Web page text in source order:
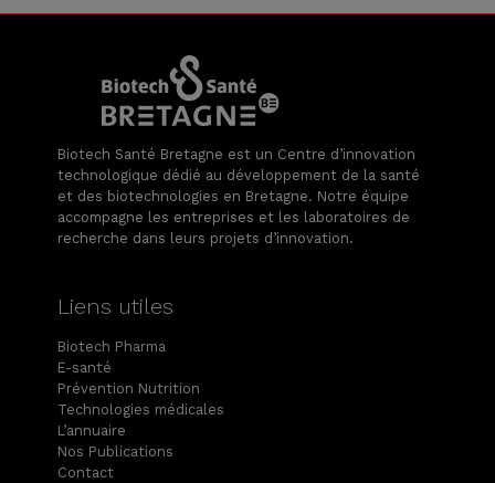
Biotech Santé Bretagne est un Centre d’innovation
technologique dédié au développement de la santé
et des biotechnologies en Bretagne. Notre équipe
accompagne les entreprises et les laboratoires de
recherche dans leurs projets d’innovation.
Liens utiles
Biotech Pharma
E-santé
Prévention Nutrition
Technologies médicales
L’annuaire
Nos Publications
Contact